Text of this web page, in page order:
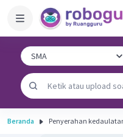
Beranda Penyerahan